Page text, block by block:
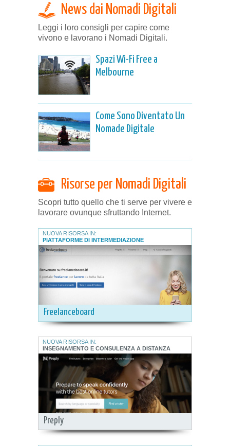
News dai Nomadi Digitali
Leggi i loro consigli per capire come
vivono e lavorano i Nomadi Digitali.
Spazi Wi-Fi Free a
Melbourne
Come Sono Diventato Un
Nomade Digitale
Risorse per Nomadi Digitali
Scopri tutto quello che ti serve per vivere e
lavorare ovunque sfruttando Internet.
Freelanceboard
NUOVA RISORSA IN:
PIATTAFORME DI INTERMEDIAZIONE
Preply
NUOVA RISORSA IN:
INSEGNAMENTO E CONSULENZA A DISTANZA